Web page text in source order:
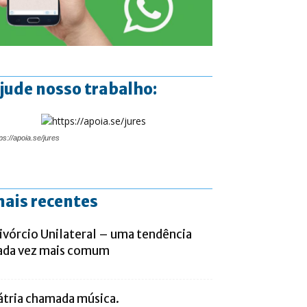
nosso trabalho:
apoia.se/jures
recentes
Unilateral – uma tendência
vez mais comum
chamada música.